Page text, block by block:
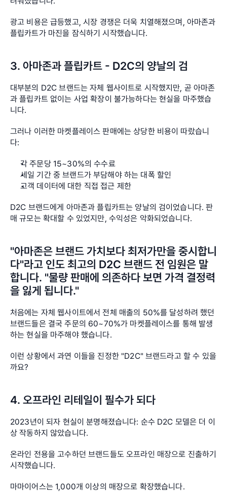
광고 비용은 급등했고, 시장 경쟁은 더욱 치열해졌으며, 아마존과
플립카트가 마진을 잠식하기 시작했습니다.
3. 아마존과 플립카트 - D2C의 양날의 검
대부분의 D2C 브랜드는 자체 웹사이트로 시작했지만, 곧 아마존
과 플립카트 없이는 사업 확장이 불가능하다는 현실을 마주했습
니다.
그러나 이러한 마켓플레이스 판매에는 상당한 비용이 따랐습니
다:
각 주문당 15~30%의 수수료
세일 기간 중 브랜드가 부담해야 하는 대폭 할인
고객 데이터에 대한 직접 접근 제한
D2C 브랜드에게 아마존과 플립카트는 양날의 검이었습니다. 판
매 규모는 확대할 수 있었지만, 수익성은 악화되었습니다.
"아마존은 브랜드 가치보다 최저가만을 중시합니
다"라고 인도 최고의 D2C 브랜드 전 임원은 말
합니다. "물량 판매에 의존하다 보면 가격 결정력
을 잃게 됩니다."
처음에는 자체 웹사이트에서 전체 매출의 50%를 달성하려 했던
브랜드들은 결국 주문의 60~70%가 마켓플레이스를 통해 발생
하는 현실을 마주해야 했습니다.
이런 상황에서 과연 이들을 진정한 "D2C" 브랜드라고 할 수 있을
까요?
4. 오프라인 리테일이 필수가 되다
2023년이 되자 현실이 분명해졌습니다: 순수 D2C 모델은 더 이
상 작동하지 않았습니다.
온라인 전용을 고수하던 브랜드들도 오프라인 매장으로 진출하기
시작했습니다.
마마이어스는 1,000개 이상의 매장으로 확장했습니다.